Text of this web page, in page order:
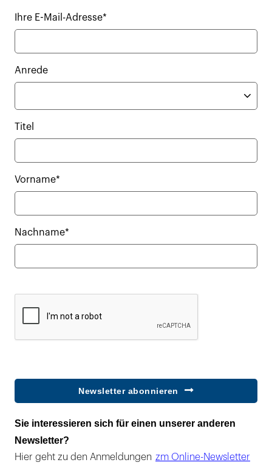
Ihre E-Mail-Adresse*
Anrede
Titel
Vorname*
Nachname*
Newsletter abonnieren
Sie interessieren sich für einen unserer anderen
Newsletter?
Hier geht zu den Anmeldungen zm Online-Newsletter